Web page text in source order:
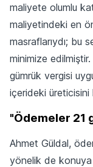
maliyete olumlu
maliyetindeki en
masraflarıydı; bu
minimize edilmiştir.
gümrük vergisi
içerideki üreticisini
"Ödemeler 21
Ahmet Güldal,
yönelik de konuya